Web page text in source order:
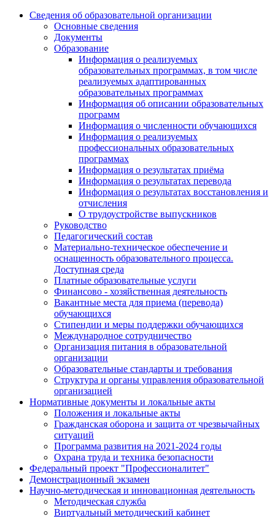
Сведения об образовательной организации
Основные сведения
Документы
Образование
Информация о реализуемых
образовательных программах, в том числе
реализуемых адаптированных
образовательных программах
Информация об описании образовательных
программ
Информация о численности обучающихся
Информация о реализуемых
профессиональных образовательных
программах
Информация о результатах приёма
Информация о результатах перевода
Информация о результатах восстановления и
отчисления
О трудоустройстве выпускников
Руководство
Педагогический состав
Материально-техническое обеспечение и
оснащенность образовательного процесса.
Доступная среда
Платные образовательные услуги
Финансово - хозяйственная деятельность
Вакантные места для приема (перевода)
обучающихся
Стипендии и меры поддержки обучающихся
Международное сотрудничество
Организация питания в образовательной
организации
Образовательные стандарты и требования
Структура и органы управления образовательной
организацией
Нормативные документы и локальные акты
Положения и локальные акты
Гражданская оборона и защита от чрезвычайных
ситуаций
Программа развития на 2021-2024 годы
Охрана труда и техника безопасности
Федеральный проект "Профессионалитет"
Демонстрационный экзамен
Научно-методическая и инновационная деятельность
Методическая служба
Виртуальный методический кабинет